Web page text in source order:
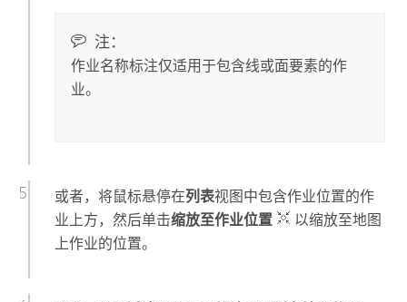
注：
作业名称标注仅适用于包含线或面要素的作
业。
或者，将鼠标悬停在列表视图中包含作业位置的作
业上方，然后单击缩放至作业位置
以缩放至地图
上作业的位置。